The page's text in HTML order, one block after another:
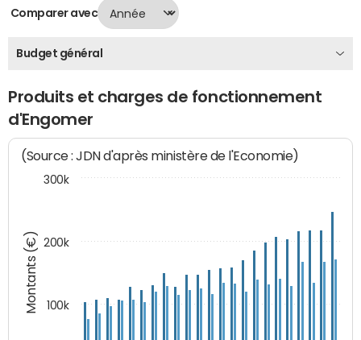
Comparer avec
Budget général
Produits et charges de fonctionnement
d'Engomer
Montants (€)
(Source : JDN d'après ministère de l'Economie)
100k
200k
300k